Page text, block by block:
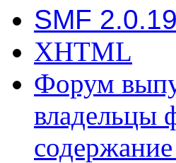
SMF 2.0.19
XHTML
Форум
владельцы